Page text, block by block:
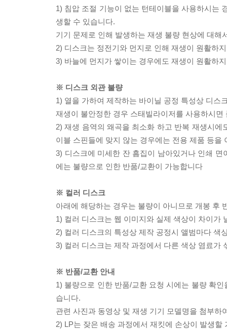
1) 침압 조절 기능이 없는 턴테이블을 사용하시는
생할 수 있습니다.
기기 문제로 인해 발생하는 재생 불량 현상에 대
2) 디스크는 정전기와 먼지로 인해 재생이 원활하
3) 바늘에 먼지가 쌓이는 경우에도 재생이 원활하
※ 디스크 외관 불량
1) 열을 가하여 제작하는 바이닐 공정 특성상 디스
재생이 불안정한 경우 스태빌라이저를 사용하시
2) 재생 음역의 왜곡을 최소화 하고 반복 재생시
이블 스핀들에 맞지 않는 경우에는 전용 제품 등
3) 디스크에 미세한 잔 흠집이 남아있거나 인쇄
에는 불량으로 인한 반품/교환이 가능합니다
※ 컬러 디스크
아래에 해당하는 경우는 불량이 아니므로 개봉 후
1) 컬러 디스크는 웹 이미지와 실제 색상이 차이가
2) 컬러 디스크의 특성상 제작 공정시 앨범마다 색
3) 컬러 디스크는 제작 과정에서 다른 색상 염료가
※ 반품/교환 안내
1) 불량으로 인한 반품/교환 요청 시에는 불량 확
습니다.
관련 사진과 동영상 및 재생 기기 모델명을 첨부하
2) LP는 잦은 배송 과정에서 재킷에 손상이 발생